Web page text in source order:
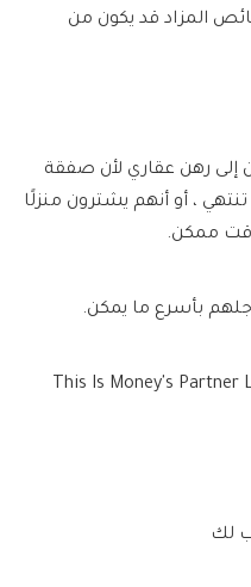
المزاد قد يكون من
إلى رهن عقاري لأن صفقة
، أو أنهم يشترون منزلًا
ممكن.
بأسرع ما يمكن.
لك